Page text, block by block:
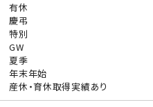
有休
慶弔
特別
GW
夏季
年末年始
産休・育休取得実績あり